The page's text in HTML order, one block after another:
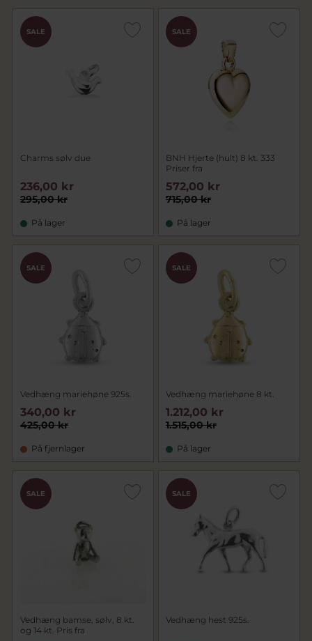
SALE
Charms sølv due
295,00 kr
236,00 kr
På lager
SALE
BNH Hjerte (hult) 8 kt. 333
Priser fra
715,00 kr
572,00 kr
På lager
SALE
Vedhæng mariehøne 925s.
425,00 kr
340,00 kr
På fjernlager
SALE
Vedhæng mariehøne 8 kt.
1.515,00 kr
1.212,00 kr
På lager
SALE
Vedhæng bamse, sølv, 8 kt.
og 14 kt. Pris fra
SALE
Vedhæng hest 925s.